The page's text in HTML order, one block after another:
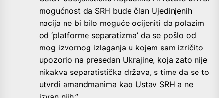
mogućnost da SRH bude član Ujedinjenih
nacija ne bi bilo moguće ocijeniti da polazim
od ‘platforme separatizma’ da se pošlo od
mog izvornog izlaganja u kojem sam izričito
upozorio na presedan Ukrajine, koja zato nije
nikakva separatistička država, s time da se to
utvrdi amandmanima kao Ustav SRH a ne